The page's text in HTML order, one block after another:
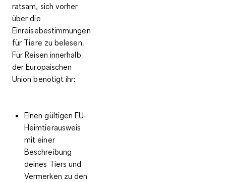
ratsam, sich vorher
über die
Einreisebestimmungen
für Tiere zu belesen.
Für Reisen innerhalb
der Europäischen
Union benötigt ihr:
Einen gültigen EU-
Heimtierausweis
mit einer
Beschreibung
deines Tiers und
Vermerken zu den